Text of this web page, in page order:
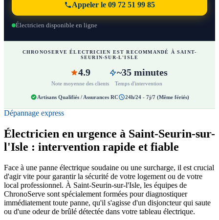
Appeler le 09 72 51 99 85
Électricien disponible en ligne
CHRONOSERVE ÉLECTRICIEN EST RECOMMANDÉ À SAINT-
SEURIN-SUR-L'ISLE
4.9
Note moyenne des clients
~35 minutes
Temps d'intervention
Artisans Qualifiés / Assurances RC 24h/24 - 7j/7 (Même fériés)
Dépannage express
Électricien en urgence à Saint-Seurin-sur-
l'Isle : intervention rapide et fiable
Face à une panne électrique soudaine ou une surcharge, il est crucial
d'agir vite pour garantir la sécurité de votre logement ou de votre
local professionnel. À Saint-Seurin-sur-l'Isle, les équipes de
ChronoServe sont spécialement formées pour diagnostiquer
immédiatement toute panne, qu'il s'agisse d'un disjoncteur qui saute
ou d'une odeur de brûlé détectée dans votre tableau électrique.